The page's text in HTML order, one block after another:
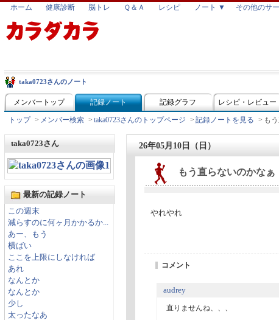
ホーム 健康診断 脳トレ Ｑ＆Ａ レシピ ノート ▼ その他のサ
taka0723さんのノート
メンバートップ 記録ノート 記録グラフ レシピ・レビュー
トップ > メンバー検索 > taka0723さんのトップページ > 記録ノートを見る > も
taka0723さん
最新の記録ノート
この週末
減らすのに何ヶ月かかるか...
あー、もう
横ばい
ここを上限にしなければ
あれ
なんとか
なんとか
少し
太ったなあ
26年05月10日（日）
もう直らないのかなぁ
やれやれ
コメント
audrey
直りませんね、、、